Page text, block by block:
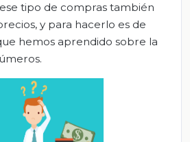
tipo de compras también
y para hacerlo es de
hemos aprendido sobre la